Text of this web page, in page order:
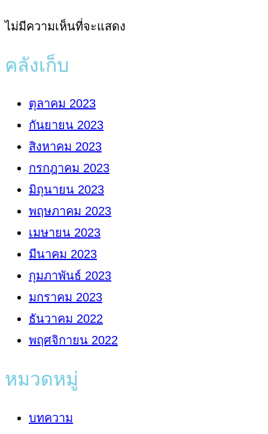
ไม่มีความเห็นที่จะแสดง
คลังเก็บ
ตุลาคม 2023
กันยายน 2023
สิงหาคม 2023
กรกฎาคม 2023
มิถุนายน 2023
พฤษภาคม 2023
เมษายน 2023
มีนาคม 2023
กุมภาพันธ์ 2023
มกราคม 2023
ธันวาคม 2022
พฤศจิกายน 2022
หมวดหมู่
บทความ